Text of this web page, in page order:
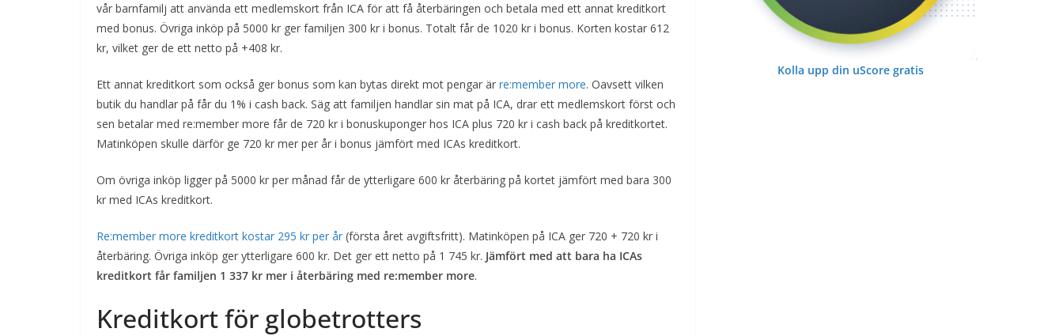
vår barnfamilj att använda ett medlemskort från ICA för att få återbäringen och betala med ett annat kreditkort
med bonus. Övriga inköp på 5000 kr ger familjen 300 kr i bonus. Totalt får de 1020 kr i bonus. Korten kostar 612
kr, vilket ger de ett netto på +408 kr.
Ett annat kreditkort som också ger bonus som kan bytas direkt mot pengar är re:member more. Oavsett vilken
butik du handlar på får du 1% i cash back. Säg att familjen handlar sin mat på ICA, drar ett medlemskort först och
sen betalar med re:member more får de 720 kr i bonuskuponger hos ICA plus 720 kr i cash back på kreditkortet.
Matinköpen skulle därför ge 720 kr mer per år i bonus jämfört med ICAs kreditkort.
Om övriga inköp ligger på 5000 kr per månad får de ytterligare 600 kr återbäring på kortet jämfört med bara 300
kr med ICAs kreditkort.
Re:member more kreditkort kostar 295 kr per år (första året avgiftsfritt). Matinköpen på ICA ger 720 + 720 kr i
återbäring. Övriga inköp ger ytterligare 600 kr. Det ger ett netto på 1 745 kr. Jämfört med att bara ha ICAs
kreditkort får familjen 1 337 kr mer i återbäring med re:member more.
Kreditkort för globetrotters
Kolla upp din uScore gratis